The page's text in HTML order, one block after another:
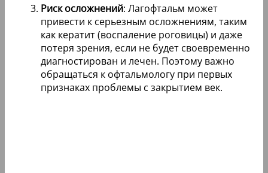
Риск осложнений: Лагофтальм может
привести к серьезным осложнениям, таким
как кератит (воспаление роговицы) и даже
потеря зрения, если не будет своевременно
диагностирован и лечен. Поэтому важно
обращаться к офтальмологу при первых
признаках проблемы с закрытием век.